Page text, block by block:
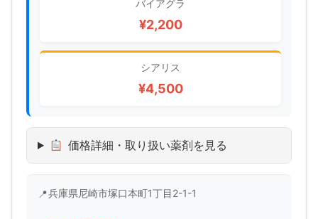
バイアグラ
¥2,200
シアリス
¥4,500
価格詳細・取り扱い薬剤を見る
兵庫県尼崎市塚口本町1丁目2-1-1